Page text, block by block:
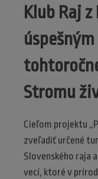
Klub Raj
Stromu
Cieľom projektu
zveľadiť určené
Slovenského raja
vecí, ktoré v